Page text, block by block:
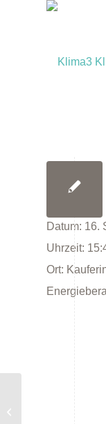
Datum: 16.
Uhrzeit:
Ort: